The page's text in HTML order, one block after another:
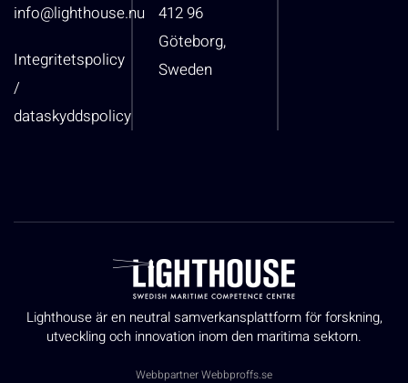
info@lighthouse.nu
Integritetspolicy
/
dataskyddspolicy
412 96
Göteborg,
Sweden
Lighthouse är en neutral samverkansplattform för forskning,
utveckling och innovation inom den maritima sektorn.
WebbpartnerWebbproffs.se